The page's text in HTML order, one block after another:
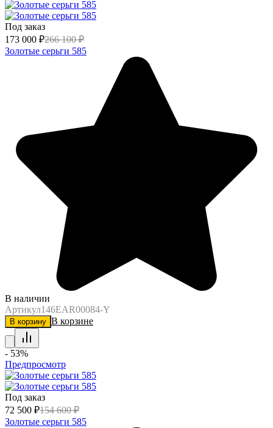
Под заказ
173 000 ₽266 100 ₽
Золотые серьги 585
В наличии
Артикул146EAR00084-Y
В корзину В корзине
- 53%
Предпросмотр
Под заказ
72 500 ₽154 600 ₽
Золотые серьги 585